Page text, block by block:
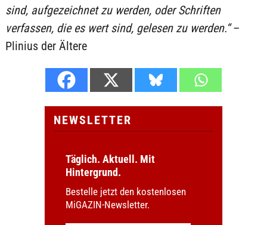
sind, aufgezeichnet zu werden, oder Schriften
verfassen, die es wert sind, gelesen zu werden.“–
Plinius der Ältere
NEWSLETTER
Täglich. Aktuell. Mit
Hintergrund.
Bestelle jetzt den kostenlosen
MiGAZIN-Newsletter.